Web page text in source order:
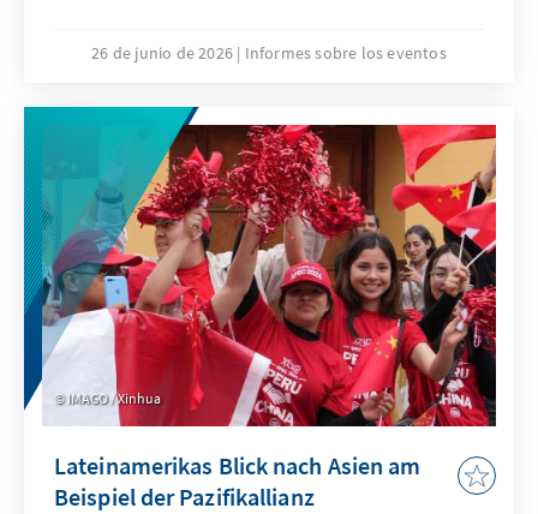
26 de junio de 2026 Informes sobre los eventos
IMAGO / Xinhua
Lateinamerikas Blick nach Asien am
Beispiel der Pazifikallianz